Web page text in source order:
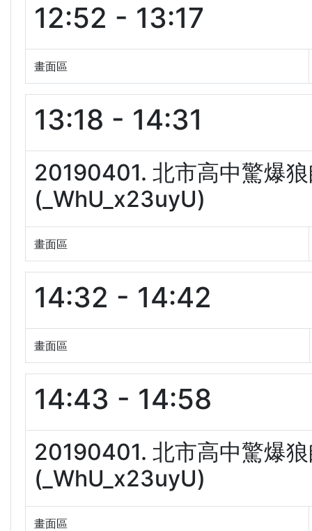
12:52 - 13:17
畫面區
13:18 - 14:31
20190401. 北市高中驚爆
(_WhU_x23uyU)
畫面區
14:32 - 14:42
畫面區
14:43 - 14:58
20190401. 北市高中驚爆
(_WhU_x23uyU)
畫面區